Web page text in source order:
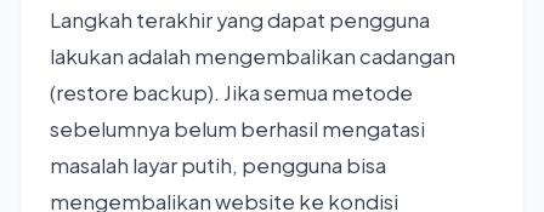
Langkah terakhir yang dapat pengguna
lakukan adalah mengembalikan cadangan
(restore backup). Jika semua metode
sebelumnya belum berhasil mengatasi
masalah layar putih, pengguna bisa
mengembalikan website ke kondisi